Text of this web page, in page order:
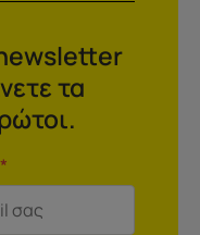
τα
*